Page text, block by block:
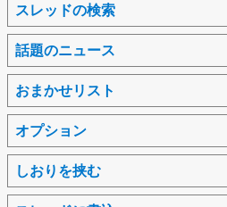
スレッドの検索
話題のニュース
おまかせリスト
オプション
しおりを挟む